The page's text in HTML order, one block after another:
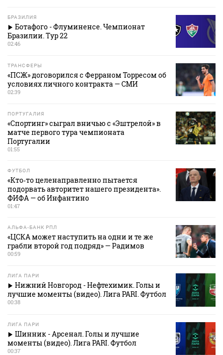
БРАЗИЛИЯ
Ботафого - Флуминенсе. Чемпионат
Бразилии. Тур 22
02:46
ТРАНСФЕРЫ
«ПСЖ» договорился с Ферраном Торресом об
условиях личного контракта — СМИ
02:39
ПОРТУГАЛИЯ
«Спортинг» сыграл вничью с «Эштрелой» в
матче первого тура чемпионата
Португалии
01:55
ФУТБОЛ
«Кто‑то целенаправленно пытается
подорвать авторитет нашего президента».
ФИФА — об Инфантино
01:47
АЛЬФА-БАНК РПЛ
«ЦСКА может наступить на одни и те же
грабли второй год подряд» — Радимов
00:59
ЛИГА ПАРИ
Нижний Новгород - Нефтехимик. Голы и
лучшие моменты (видео). Лига PARI. Футбол
00:38
ЛИГА ПАРИ
Шинник - Арсенал. Голы и лучшие
моменты (видео). Лига PARI. Футбол
00:37